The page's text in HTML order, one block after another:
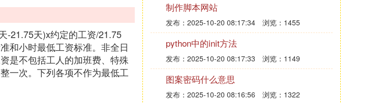
-21.75天)x约定的工资/21.75
和小时最低工资标准。非全日
是不包括工人的加班费、特殊
一次。下列各项不作为最低工
制作脚本网站
发布：2025-10-20 08:17:34 浏览：1455
python中的init方法
发布：2025-10-20 08:17:33 浏览：1149
图案密码什么意思
发布：2025-10-20 08:16:56 浏览：1322